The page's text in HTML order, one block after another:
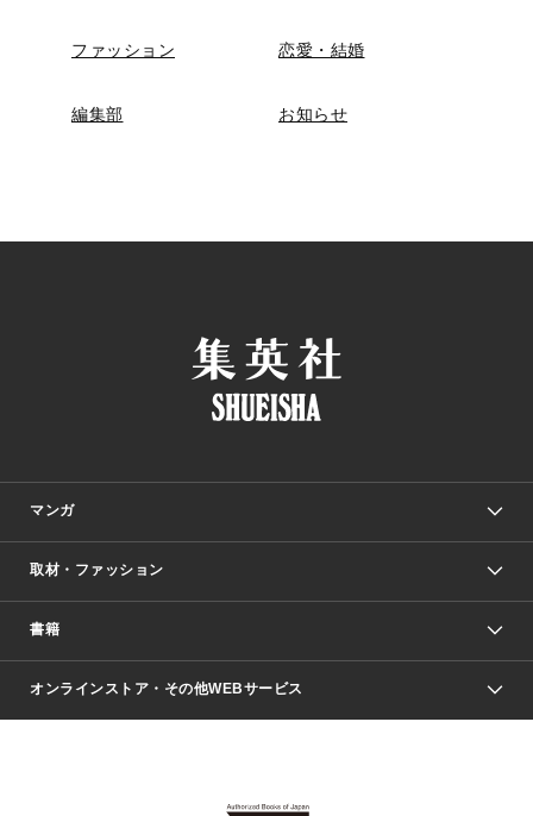
ファッション 恋愛・結婚
編集部 お知らせ
マンガ
少年マンガ
Vジャンプ
週刊ヤングジャンプ
取材・ファッション
Seventeen
芸能・情報・スポーツ
書籍
文芸・文庫・総合
オンラインストア・その他WEBサービス